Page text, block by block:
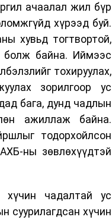
ачаалал жил бүр
хүрээд буй.
хувьд тогтвортой,
болж байна. Иймээс
тохируулах,
зорилгоор ус
бага, дунд чадлын
ажиллаж байна.
тодорхойлсон
ны зөвлөхүүдтэй
чадалтай ус
суурилагдсан хүчин